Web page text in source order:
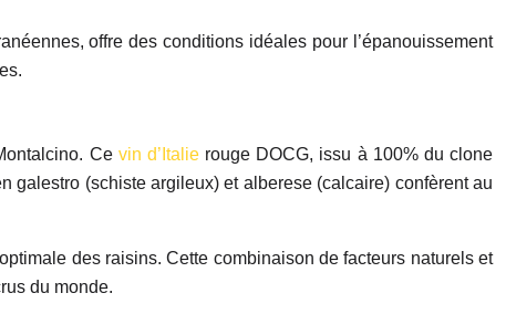
offre des conditions idéales pour l’épanouissement
Ce vin d’Italierouge DOCG, issu à 100% du clone
galestro (schiste argileux) et alberese (calcaire) confèrent au
des raisins. Cette combinaison de facteurs naturels et
du monde.